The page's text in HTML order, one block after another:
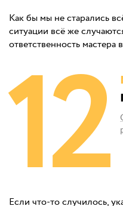
Как бы мы не старались
ситуации всё же
ответственность мастера
12
Если что-то случилось,